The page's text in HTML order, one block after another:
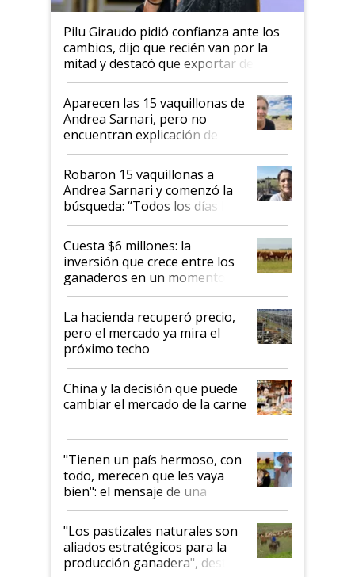
Pilu Giraudo pidió confianza ante los
cambios, dijo que recién van por la
mitad y destacó que exportar dejó de
ser "para unos pocos": "Tenemos un
mandato muy claro del gobierno
nacional"
Aparecen las 15 vaquillonas de
Andrea Sarnari, pero no
encuentran explicación de
cómo llegaron allí
Robaron 15 vaquillonas a
Andrea Sarnari y comenzó la
búsqueda: “Todos los días le
toca a algún productor”
Cuesta $6 millones: la
inversión que crece entre los
ganaderos en un momento
histórico para la actividad
La hacienda recuperó precio,
pero el mercado ya mira el
próximo techo
China y la decisión que puede
cambiar el mercado de la carne
"Tienen un país hermoso, con
todo, merecen que les vaya
bien": el mensaje de una
ganadera uruguaya sobre las
oportunidades que se abren
para el agro en Argentina, con
foco en la carne
"Los pastizales naturales son
aliados estratégicos para la
producción ganadera", destaca